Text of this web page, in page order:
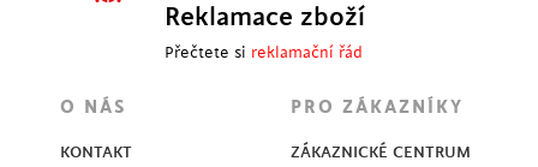
Reklamace zboží
Přečtete si reklamační řád
O NÁS
KONTAKT
PRO ZÁKAZNÍKY
ZÁKAZNICKÉ CENTRUM